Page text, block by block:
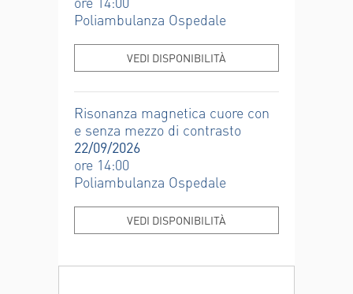
Poliambulanza Ospedale
VEDI DISPONIBILITÀ
Risonanza magnetica cuore con
e senza mezzo di contrasto
22/09/2026
ore 14:00
Poliambulanza Ospedale
VEDI DISPONIBILITÀ